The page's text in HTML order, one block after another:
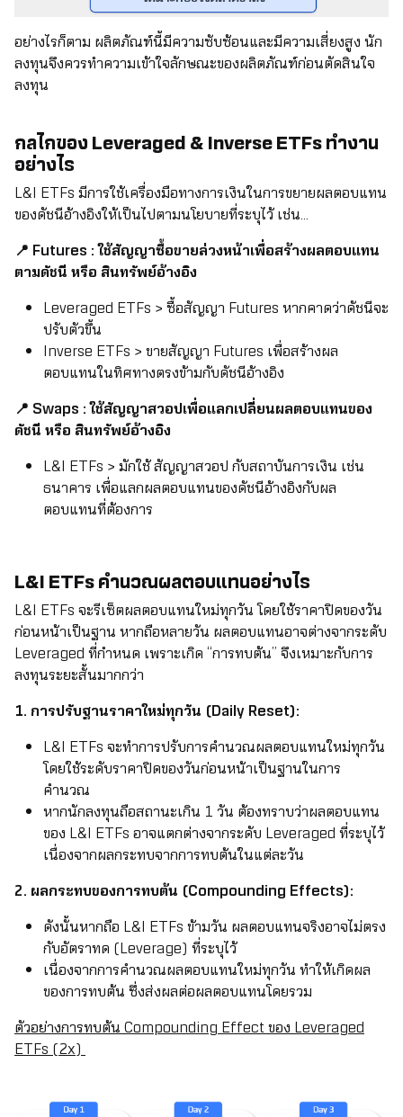
อย่างไรก็ตาม ผลิตภัณฑ์นี้มีความซับซ้อนและมีความเสี่ยงสูง นัก
ลงทุนจึงควรทำความเข้าใจลักษณะของผลิตภัณฑ์ก่อนตัดสินใจ
ลงทุน
กลไกของ Leveraged & Inverse ETFs ทำงาน
อย่างไร
L&I ETFs มีการใช้เครื่องมือทางการเงินในการขยายผลตอบแทน
ของดัชนีอ้างอิงให้เป็นไปตามนโยบายที่ระบุไว้ เช่น...
📍 Futures : ใช้สัญญาซื้อขายล่วงหน้าเพื่อสร้างผลตอบแทน
ตามดัชนี หรือ สินทรัพย์อ้างอิง
Leveraged ETFs > ซื้อสัญญา Futures หากคาดว่าดัชนีจะ
ปรับตัวขึ้น
Inverse ETFs > ขายสัญญา Futures เพื่อสร้างผล
ตอบแทนในทิศทางตรงข้ามกับดัชนีอ้างอิง
📍 Swaps : ใช้สัญญาสวอปเพื่อแลกเปลี่ยนผลตอบแทนของ
ดัชนี หรือ สินทรัพย์อ้างอิง
L&I ETFs > มักใช้ สัญญาสวอป กับสถาบันการเงิน เช่น
ธนาคาร เพื่อแลกผลตอบแทนของดัชนีอ้างอิงกับผล
ตอบแทนที่ต้องการ
L&I ETFs คำนวณผลตอบแทนอย่างไร
L&I ETFs จะรีเซ็ตผลตอบแทนใหม่ทุกวัน โดยใช้ราคาปิดของวัน
ก่อนหน้าเป็นฐาน หากถือหลายวัน ผลตอบแทนอาจต่างจากระดับ
Leveraged ที่กำหนด เพราะเกิด “การทบต้น” จึงเหมาะกับการ
ลงทุนระยะสั้นมากกว่า
1. การปรับฐานราคาใหม่ทุกวัน (Daily Reset):
L&I ETFs จะทำการปรับการคำนวณผลตอบแทนใหม่ทุกวัน
โดยใช้ระดับราคาปิดของวันก่อนหน้าเป็นฐานในการ
คำนวณ
หากนักลงทุนถือสถานะเกิน 1 วัน ต้องทราบว่าผลตอบแทน
ของ L&I ETFs อาจแตกต่างจากระดับ Leveraged ที่ระบุไว้
เนื่องจากผลกระทบจากการทบต้นในแต่ละวัน
2. ผลกระทบของการทบต้น (Compounding Effects):
ดังนั้นหากถือ L&I ETFs ข้ามวัน ผลตอบแทนจริงอาจไม่ตรง
กับอัตราทด (Leverage) ที่ระบุไว้
เนื่องจากการคำนวณผลตอบแทนใหม่ทุกวัน ทำให้เกิดผล
ของการทบต้น ซึ่งส่งผลต่อผลตอบแทนโดยรวม
ตัวอย่างการทบต้น Compounding Effect ของ Leveraged
ETFs (2x)